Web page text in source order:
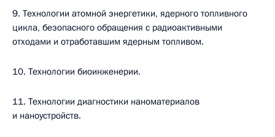
9. Технологии атомной энергетики, ядерного топливного
цикла, безопасного обращения с радиоактивными
отходами и отработавшим ядерным топливом.
10. Технологии биоинженерии.
11. Технологии диагностики наноматериалов
и наноустройств.